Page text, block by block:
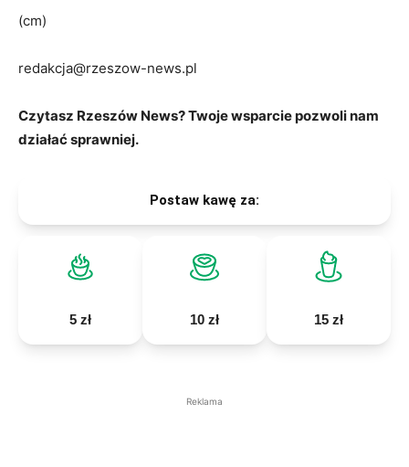
(cm)
redakcja@rzeszow-news.pl
Czytasz Rzeszów News? Twoje wsparcie pozwoli nam
działać sprawniej.
Postaw kawę za:
5 zł 10 zł 15 zł
Reklama